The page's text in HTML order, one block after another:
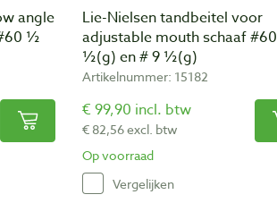
angle
½
Lie-Nielsen tandbeitel voor
adjustable mouth schaaf #60
½(g) en # 9 ½(g)
Artikelnummer: 15182
€ 99,90 incl. btw
€ 82,56 excl. btw
Op voorraad
Vergelijken